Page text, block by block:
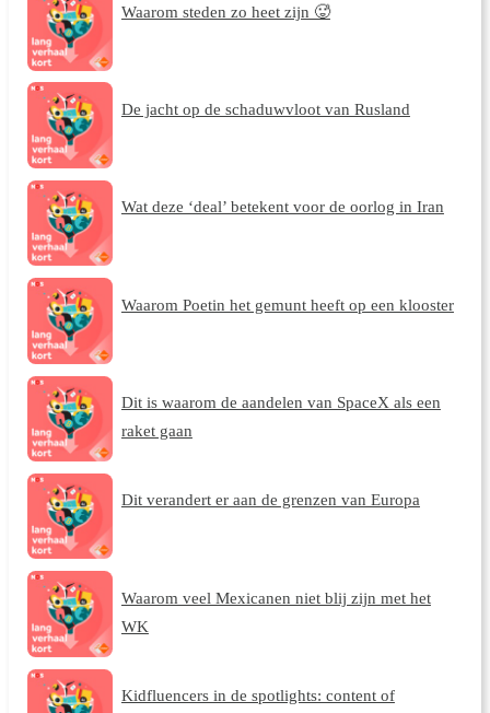
Waarom steden zo heet zijn 🥵
De jacht op de schaduwvloot van Rusland
Wat deze ‘deal’ betekent voor de oorlog in Iran
Waarom Poetin het gemunt heeft op een klooster
Dit is waarom de aandelen van SpaceX als een
raket gaan
Dit verandert er aan de grenzen van Europa
Waarom veel Mexicanen niet blij zijn met het
WK
Kidfluencers in de spotlights: content of